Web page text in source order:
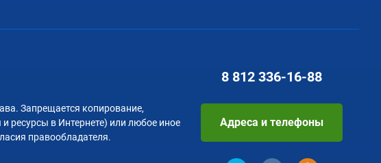
Запрещается копирование,
ресурсы в Интернете) или любое иное
правообладателя.
8 812 336-16-88
Адреса и телефоны